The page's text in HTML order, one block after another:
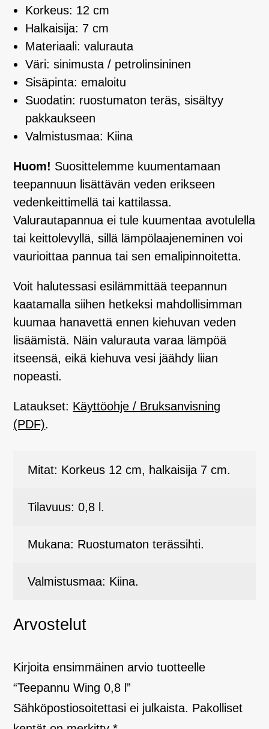
Korkeus: 12 cm
Halkaisija: 7 cm
Materiaali: valurauta
Väri: sinimusta / petrolinsininen
Sisäpinta: emaloitu
Suodatin: ruostumaton teräs, sisältyy
pakkaukseen
Valmistusmaa: Kiina
Huom! Suosittelemme kuumentamaan
teepannuun lisättävän veden erikseen
vedenkeittimellä tai kattilassa.
Valurautapannua ei tule kuumentaa avotulella
tai keittolevyllä, sillä lämpölaajeneminen voi
vaurioittaa pannua tai sen emalipinnoitetta.
Voit halutessasi esilämmittää teepannun
kaatamalla siihen hetkeksi mahdollisimman
kuumaa hanavettä ennen kiehuvan veden
lisäämistä. Näin valurauta varaa lämpöä
itseensä, eikä kiehuva vesi jäähdy liian
nopeasti.
Lataukset: Käyttöohje / Bruksanvisning
(PDF).
Mitat: Korkeus 12 cm, halkaisija 7 cm.
Tilavuus: 0,8 l.
Mukana: Ruostumaton terässihti.
Valmistusmaa: Kiina.
Arvostelut
Kirjoita ensimmäinen arvio tuotteelle
“Teepannu Wing 0,8 l”
Sähköpostiosoitettasi ei julkaista. Pakolliset